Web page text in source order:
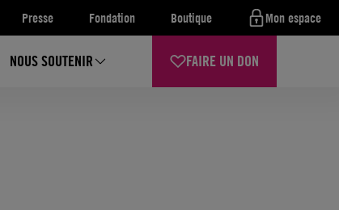
Presse Fondation Boutique Mon espace
NOUS SOUTENIR FAIRE UN DON